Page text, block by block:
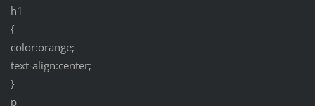
h1
{
color:orange;
text-align:center;
}
p